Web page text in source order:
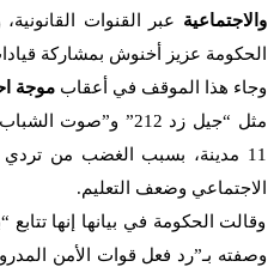
والاجتماعية عبر القنوات
الحكومة عزيز أخنوش بمشاركة
وجاء هذا الموقف في أعقابموجة
مثل “جيل زد 212”
11 مدينة، بسبب الغضب من تردي
الاجتماعي وضعف التعليم.
وقالت الحكومة في بيانها إنها
وصفته بـ”رد فعل قوات الأمن